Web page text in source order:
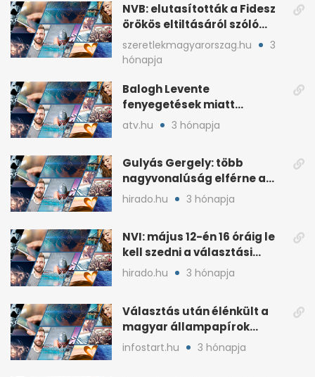
NVB: elutasították a Fidesz
örökös eltiltásáról szóló
népszavazást
szeretlekmagyarorszag.hu
3
hónapja
Balogh Levente
fenyegetések miatt
lemondta erdélyi előadás-
atv.hu 3 hónapja
Gulyás Gergely: több
nagyvonalúság elférne a
kétharmados győztesekben
hirado.hu 3 hónapja
NVI: május 12-én 16 óráig le
kell szedni a választási
plakátokat
hirado.hu 3 hónapja
Választás után élénkült a
magyar állampapírok
lakossági értékesítése
infostart.hu 3 hónapja